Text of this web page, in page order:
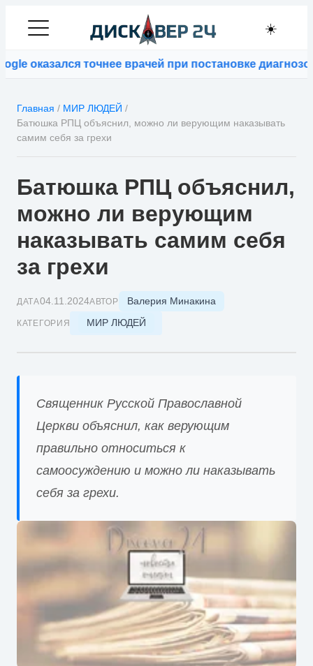
☀️
оказался точнее врачей при постановке диагнозов
Главная / МИР ЛЮДЕЙ /
Батюшка РПЦ объяснил, можно ли верующим наказывать
самим себя за грехи
Батюшка РПЦ объяснил,
можно ли верующим
наказывать самим себя
за грехи
ДАТА04.11.2024АВТОР Валерия Минакина
КАТЕГОРИЯ МИР ЛЮДЕЙ
Священник Русской Православной
Церкви объяснил, как верующим
правильно относиться к
самоосуждению и можно ли наказывать
себя за грехи.